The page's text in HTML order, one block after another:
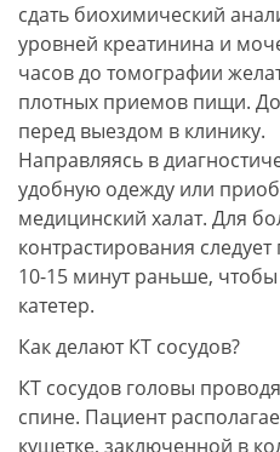
сдать биохимический
уровней креатинина и
часов до томографии
плотных приемов пищи.
перед выездом в клинику.
Направляясь в
удобную одежду или
медицинский халат. Для
контрастирования
10-15 минут раньше,
катетер.
Как делают КТ сосудов?
КТ сосудов головы
спине. Пациент
кушетке, заключенной в